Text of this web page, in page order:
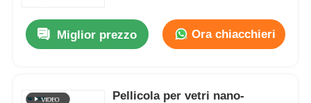
Fatory Tour
Miglior prezzo Ora chiacchieri
Pellicola per vetri nano-